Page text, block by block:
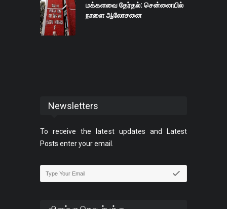
மக்களவை தேர்தல்: சென்னையில்
நாளை ஆலோசனை
Newsletters
To receive the latest updates and Latest
Posts enter your email.